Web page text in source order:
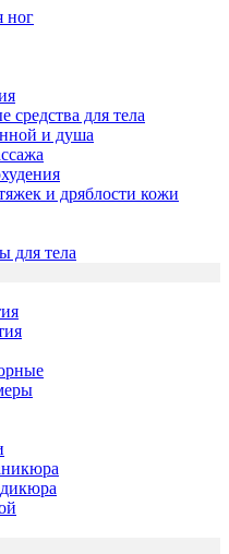
ног
для тела
и душа
и дряблости кожи
для тела